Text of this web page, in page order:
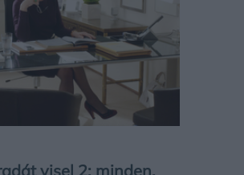
visel 2: minden,